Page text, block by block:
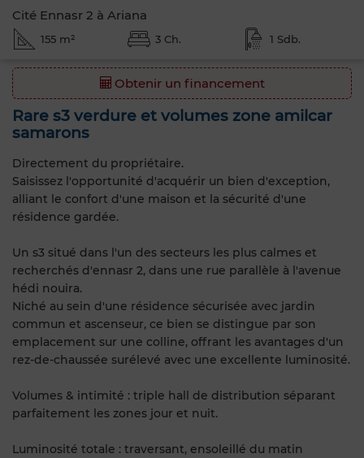
Cité Ennasr 2 à Ariana
155 m² 3 Ch. 1 Sdb.
Obtenir un financement
Rare s3 verdure et volumes zone amilcar
samarons
Directement du propriétaire.
Saisissez l'opportunité d'acquérir un bien d'exception,
alliant le confort d'une maison et la sécurité d'une
résidence gardée.
Un s3 situé dans l'un des secteurs les plus calmes et
recherchés d'ennasr 2, dans une rue parallèle à l'avenue
hédi nouira.
Niché au sein d'une résidence sécurisée avec jardin
commun et ascenseur, ce bien se distingue par son
emplacement sur une colline, offrant les avantages d'un
rez-de-chaussée surélevé avec une excellente luminosité.
Volumes & intimité : triple hall de distribution séparant
parfaitement les zones jour et nuit.
Luminosité totale : traversant, ensoleillé du matin